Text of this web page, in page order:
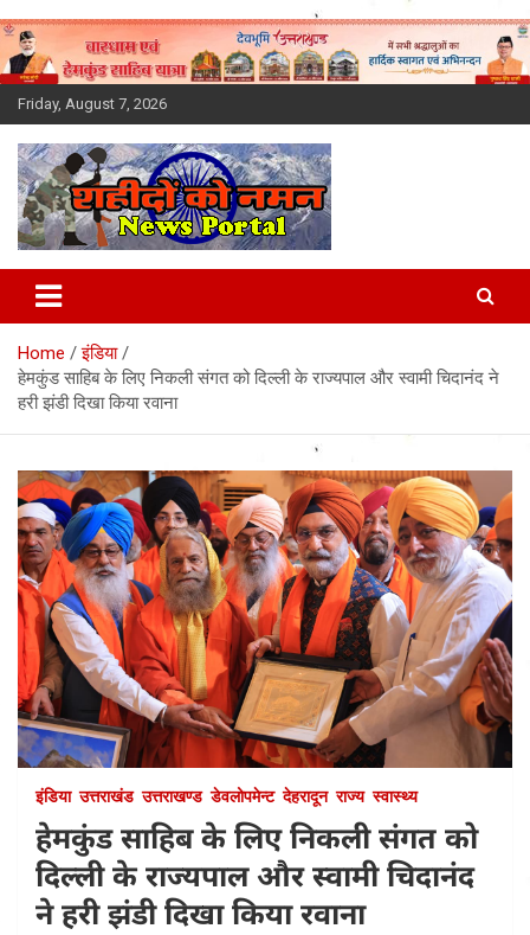
Skip
to
content
Friday, August 7, 2026
Latest News Today, Breaking
News, Uttarakhand News in
Hindi
Home
इंडिया
हेमकुंड साहिब के लिए निकली संगत को दिल्ली के राज्यपाल और स्वामी चिदानंद ने
हरी झंडी दिखा किया रवाना
इंडिया उत्तराखंड उत्तराखण्ड डेवलोपमेन्ट देहरादून राज्य स्वास्थ्य
हेमकुंड साहिब के लिए निकली संगत को
दिल्ली के राज्यपाल और स्वामी चिदानंद
ने हरी झंडी दिखा किया रवाना